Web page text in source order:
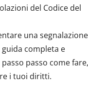
del Codice del
una segnalazione
guida completa e
passo come fare,
i tuoi diritti.